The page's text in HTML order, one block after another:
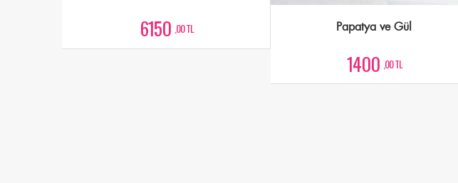
6150 ,00 TL Papatya ve Gül
1400 ,00 TL